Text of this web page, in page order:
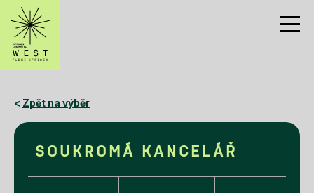
< Zpět na výběr
SOUKROMÁ KANCELÁŘ